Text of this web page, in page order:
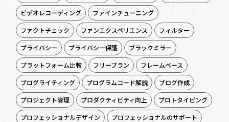
ビデオレコーディング
ファインチューニング
ファクトチェック
ファンエクスペリエンス
フィルター
プライバシー
プライバシー保護
ブラックミラー
プラットフォーム比較
フリープラン
フレームベース
ブログライティング
プログラムコード解説
ブログ作成
プロジェクト管理
プロダクティビティ向上
プロトタイピング
プロフェッショナルデザイン
プロフェッショナルのサポート